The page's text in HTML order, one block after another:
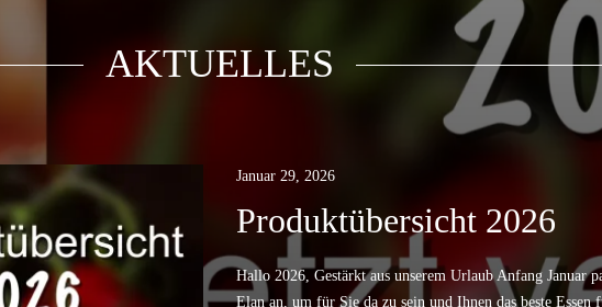
AKTUELLES
Januar 29, 2026
Produktübersicht 2026
Hallo 2026, Gestärkt aus unserem Urlaub Anfang Januar
Elan an, um für Sie da zu sein und Ihnen das beste